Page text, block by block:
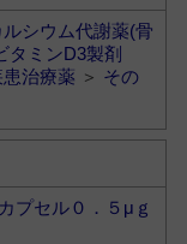
シウム代謝薬(骨
タミンD3製剤
治療薬 ＞ その
プセル０．５μｇ